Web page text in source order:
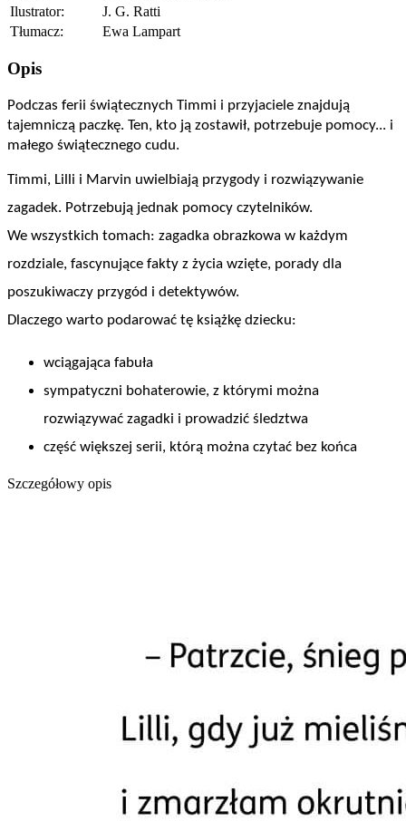
Ilustrator:
J. G. Ratti
Tłumacz:
Ewa Lampart
Opis
Podczas ferii świątecznych Timmi i przyjaciele znajdują
tajemniczą paczkę. Ten, kto ją zostawił, potrzebuje pomocy... i
małego świątecznego cudu.
Timmi, Lilli i Marvin uwielbiają przygody i rozwiązywanie
zagadek. Potrzebują jednak pomocy czytelników.
We wszystkich tomach: zagadka obrazkowa w każdym
rozdziale, fascynujące fakty z życia wzięte, porady dla
poszukiwaczy przygód i detektywów.
Dlaczego warto podarować tę książkę dziecku:
wciągająca fabuła
sympatyczni bohaterowie, z którymi można
rozwiązywać zagadki i prowadzić śledztwa
część większej serii, którą można czytać bez końca
Szczegółowy opis